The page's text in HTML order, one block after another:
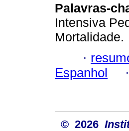
Palavras-
Intensiva
Mortalidade.
·
Espanhol
·
© 2026